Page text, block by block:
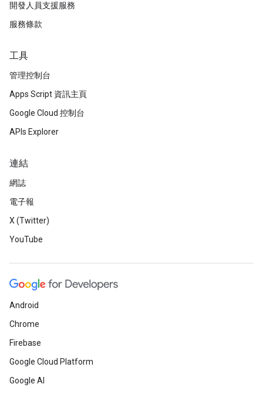
開發人員支援服務
服務條款
工具
管理控制台
Apps Script 資訊主頁
Google Cloud 控制台
APIs Explorer
連結
網誌
電子報
X (Twitter)
YouTube
Android
Chrome
Firebase
Google Cloud Platform
Google AI